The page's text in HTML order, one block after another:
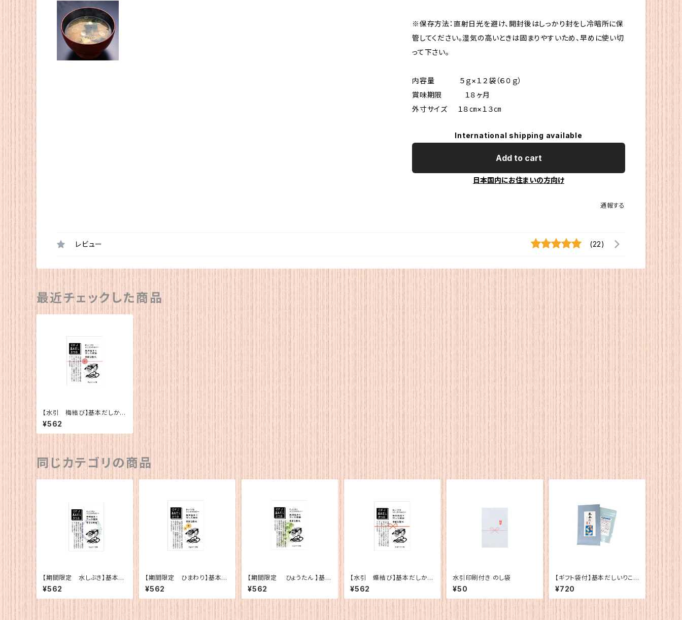
※保存方法：直射日光を避け、開封後はしっかり封をし冷暗所に保
管してください。湿気の高いときは固まりやすいため、早めに使い切
って下さい。
内容量 ５ｇ×１２袋（６０ｇ）
賞味期限 １８ヶ月
外寸サイズ １８㎝×１３㎝
International shipping available
Add to cart
日本国内にお住まいの方向け
通報する
レビュー (22)
最近チェックした商品
【水引 梅結び】基本だしかつ
お（5g×12）
¥562
同じカテゴリの商品
【期間限定 水しぶき】基本だ
しかつお（5g×12）
¥562
【期間限定 ひまわり】基本だ
しかつお（5g×12）
¥562
【期間限定 ひょうたん 】基本
だしかつお(5g×12)
¥562
【水引 蝶結び】基本だしかつ
お（5g×12）
¥562
水引印刷付き のし袋
¥50
【ギフト袋付】基本だしいりこ1
20g
¥720